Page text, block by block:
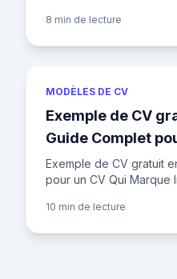
un marché du travail
8 min de lecture
MODÈLES DE CV
Exemple de CV
Guide Complet
Marque
Exemple de CV gratuit
pour un CV Qui Marque
recruteur ne consacre en
10 min de lecture